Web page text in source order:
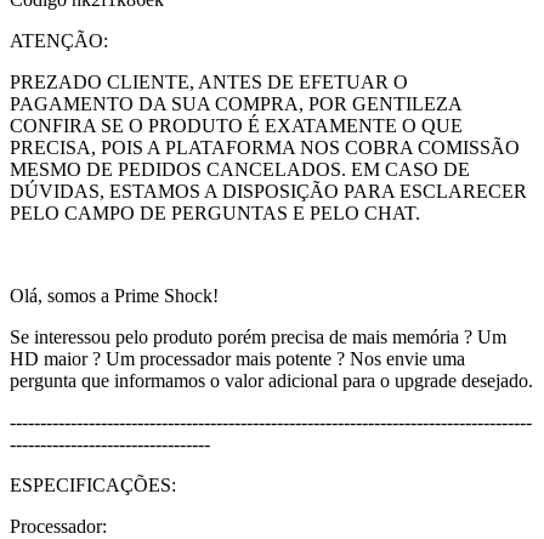
ATENÇÃO:
PREZADO CLIENTE, ANTES DE EFETUAR O
PAGAMENTO DA SUA COMPRA, POR GENTILEZA
CONFIRA SE O PRODUTO É EXATAMENTE O QUE
PRECISA, POIS A PLATAFORMA NOS COBRA COMISSÃO
MESMO DE PEDIDOS CANCELADOS. EM CASO DE
DÚVIDAS, ESTAMOS A DISPOSIÇÃO PARA ESCLARECER
PELO CAMPO DE PERGUNTAS E PELO CHAT.
Olá, somos a Prime Shock!
Se interessou pelo produto porém precisa de mais memória ? Um
HD maior ? Um processador mais potente ? Nos envie uma
pergunta que informamos o valor adicional para o upgrade desejado.
--------------------------------------------------------------------------------------
---------------------------------
ESPECIFICAÇÕES:
Processador: